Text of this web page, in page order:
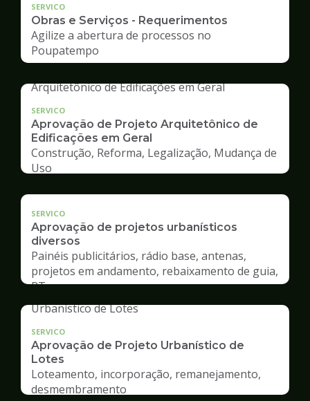
SERVICO
Obras e Serviços - Requerimentos
Agilize a abertura de processos no
Poupatempo
SERVICO
Aprovação de Projeto Arquitetônico de
Edificações em Geral
Construção, Reforma, Legalização, Mudança de
Uso
SERVICO
Aprovação de projetos urbanísticos
diversos
Painéis publicitários, rádio base, antenas,
projetos em andamento, rebaixamento de guia,
RT
SERVICO
Aprovação de Projeto Urbanístico de
Lotes
Loteamento, incorporação, remanejamento,
desmembramento